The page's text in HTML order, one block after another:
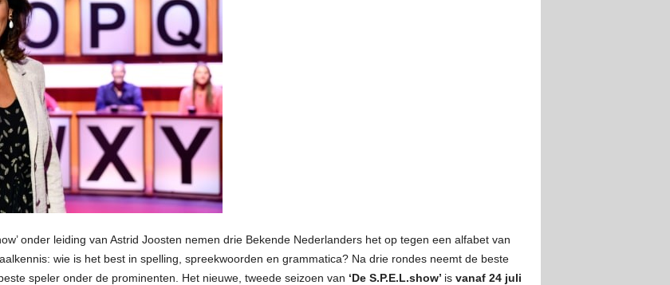
onder leiding van Astrid Joosten nemen drie Bekende Nederlanders het op tegen een alfabet van
wie is het best in spelling, spreekwoorden en grammatica? Na drie rondes neemt de beste
speler onder de prominenten. Het nieuwe, tweede seizoen van ‘De S.P.E.L.show’ is vanaf 24 juli